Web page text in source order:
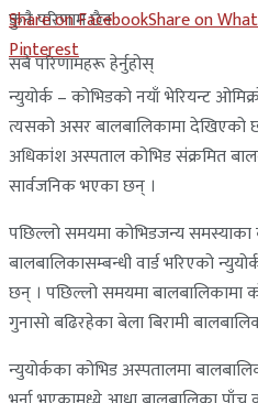
कुनै परिणाम छैन
सबै परिणामहरू हेर्नुहोस्
Share on FacebookShare on
Pinterest
न्युयोर्क – कोभिडको नयाँ भेरियन्ट
त्यसको असर बालबालिकामा देखिएको
अधिकांश अस्पताल कोभिड संक्रमित
सार्वजनिक भएका छन् ।
पछिल्लो समयमा कोभिडजन्य
बालबालिकासम्बन्धी वार्ड भरिएको
छन् । पछिल्लो समयमा बालबालिकामा
गुनासो बढिरहेका बेला बिरामी
न्युयोर्कका कोभिड अस्पतालमा